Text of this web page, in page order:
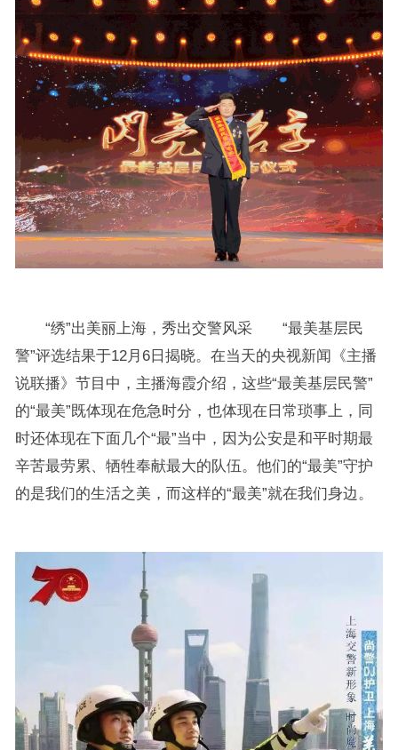
“绣”出美丽上海，秀出交警风采 “最美基层民
警”评选结果于12月6日揭晓。在当天的央视新闻《主播
说联播》节目中，主播海霞介绍，这些“最美基层民警”
的“最美”既体现在危急时分，也体现在日常琐事上，同
时还体现在下面几个“最”当中，因为公安是和平时期最
辛苦最劳累、牺牲奉献最大的队伍。他们的“最美”守护
的是我们的生活之美，而这样的“最美”就在我们身边。